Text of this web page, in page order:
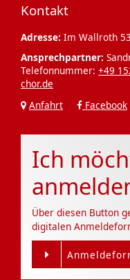
Kontakt
Adresse: Im Wallroth
Ansprechpartner:
Telefonnummer: +49
chor.de
Anfahrt
Facebook
Ich
Über diesen Button
digitalen